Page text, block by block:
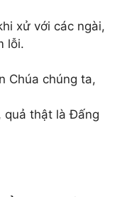
xử với các ngài,
lỗi.
Chúa chúng ta,
quả thật là Đấng